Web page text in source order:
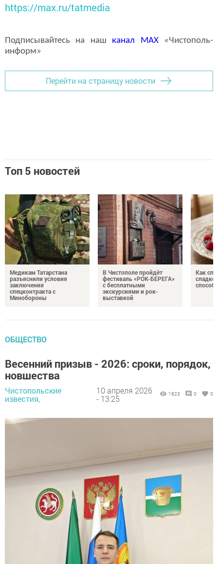
https://max.ru/tatmedia
Подписывайтесь на наш канал MAX«Чистополь-
информ»
Перейти на страницу новости
Топ 5 новостей
Медикам Татарстана
разъяснили условия
заключения
спецконтракта с
Минобороны
В Чистополе пройдёт
фестиваль «РОК-БЕРЕГА»
с бесплатными
экскурсиями и рок-
выставкой
Как
ОБЩЕСТВО
Весенний призыв - 2026: сроки, порядок,
новшества
Чистопольские
известия,
10 апреля 2026
- 13:25
1823 0 0